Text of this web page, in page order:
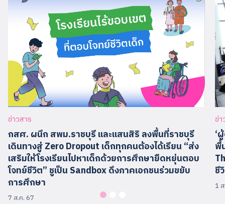
ข่าวสาร
กสศ. ผนึก สพม.ราชบุรี และแสนสิริ ลงพื้นที่ราชบุรี
เดินทางสู่ Zero Dropout เด็กทุกคนต้องได้เรียน “ส่ง
เสริมให้โรงเรียนไปหาเด็กด้วยการศึกษายืดหยุ่นตอบ
โจทย์ชีวิต” ชูเป็น Sandbox ดึงภาคเอกชนร่วมขยับ
การศึกษา
7 ส.ค. 67
ข่า
‘
พื้
ชี
1